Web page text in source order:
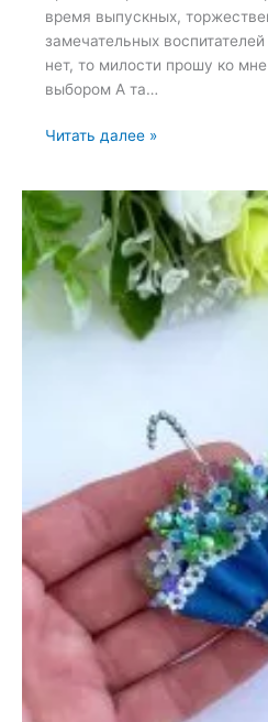
время выпускных,
замечательных
нет, то милости прошу ко
выбором А та…
Брошь
15
мая
2022
Читать далее »